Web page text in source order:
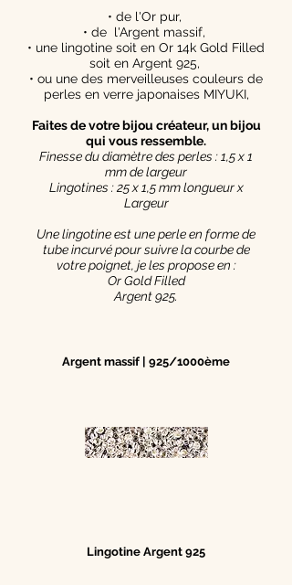
• de l'Or pur,
• de l'Argent massif,
• une lingotine soit en Or 14k Gold Filled
soit en Argent 925,
• ou une des merveilleuses couleurs de
perles en verre japonaises MIYUKI,
Faites de votre bijou créateur, un bijou
qui vous ressemble.
Finesse du diamètre des perles : 1,5 x 1
mm de largeur
Lingotines : 25 x 1,5 mm longueur x
Largeur
Une lingotine est une perle en forme de
tube incurvé pour suivre la courbe de
votre poignet, je les propose en :
Or Gold Filled
Argent 925.
Argent massif | 925/1000ème
Lingotine Argent 925